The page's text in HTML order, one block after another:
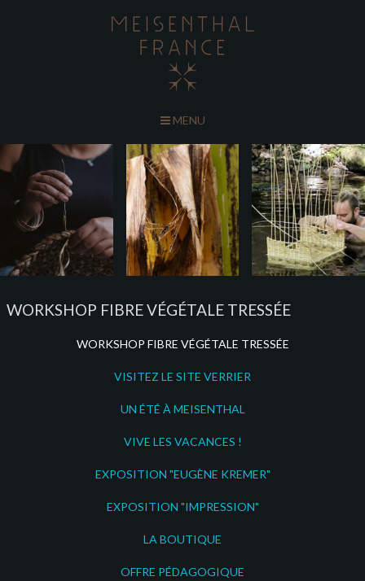
MENU
WORKSHOP FIBRE VÉGÉTALE TRESSÉE
WORKSHOP FIBRE VÉGÉTALE TRESSÉE
VISITEZ LE SITE VERRIER
UN ÉTÉ À MEISENTHAL
VIVE LES VACANCES !
EXPOSITION "EUGÈNE KREMER"
EXPOSITION "IMPRESSION"
LA BOUTIQUE
OFFRE PÉDAGOGIQUE